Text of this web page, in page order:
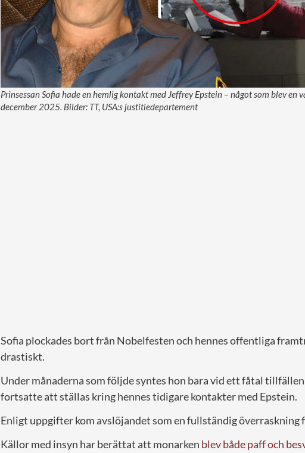
Prinsessan Sofia hade en hemlig kontakt med Jeffrey Epstein – något som blev en
december 2025. Bilder: TT, USA:s justitiedepartement
Sofia plockades bort från Nobelfesten och hennes offentliga
drastiskt.
Under månaderna som följde syntes hon bara vid ett fåtal
fortsatte att ställas kring hennes tidigare kontakter med Epstein.
Enligt uppgifter kom avslöjandet som en fullständig överraskning
Källor med insyn har berättat att monarken blev både paff och